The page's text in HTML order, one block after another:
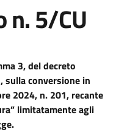
n. 5/CU
3, del decreto
sulla conversione in
2024, n. 201, recante
limitatamente agli